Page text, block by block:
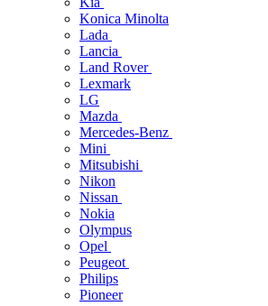
Konica Minolta
Lada
Lancia
Land Rover
Lexmark
LG
Mazda
Mercedes-Benz
Mini
Mitsubishi
Nikon
Nissan
Nokia
Olympus
Opel
Peugeot
Philips
Pioneer